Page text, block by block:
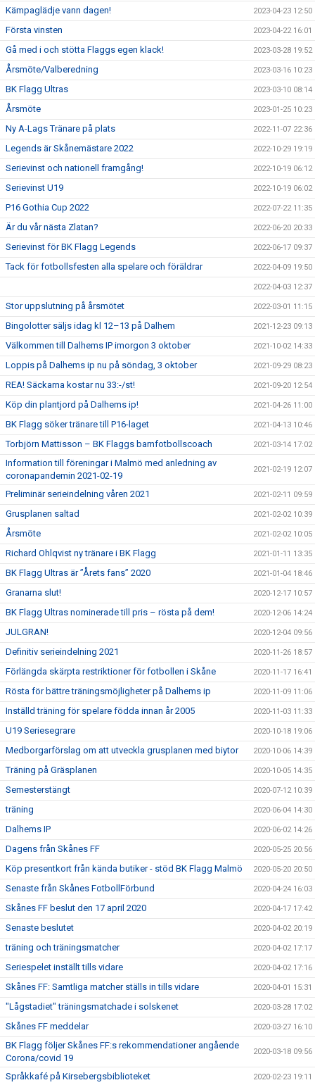
Kämpaglädje vann dagen! 2023-04-23 12:50
Första vinsten 2023-04-22 16:01
Gå med i och stötta Flaggs egen klack! 2023-03-28 19:52
Årsmöte/Valberedning 2023-03-16 10:23
BK Flagg Ultras 2023-03-10 08:14
Årsmöte 2023-01-25 10:23
Ny A-Lags Tränare på plats 2022-11-07 22:36
Legends är Skånemästare 2022 2022-10-29 19:19
Serievinst och nationell framgång! 2022-10-19 06:12
Serievinst U19 2022-10-19 06:02
P16 Gothia Cup 2022 2022-07-22 11:35
Är du vår nästa Zlatan? 2022-06-20 20:33
Serievinst för BK Flagg Legends 2022-06-17 09:37
Tack för fotbollsfesten alla spelare och föräldrar 2022-04-09 19:50
2022-04-03 12:37
Stor uppslutning på årsmötet 2022-03-01 11:15
Bingolotter säljs idag kl 12–13 på Dalhem 2021-12-23 09:13
Välkommen till Dalhems IP imorgon 3 oktober 2021-10-02 14:33
Loppis på Dalhems ip nu på söndag, 3 oktober 2021-09-29 08:23
REA! Säckarna kostar nu 33:-/st! 2021-09-20 12:54
Köp din plantjord på Dalhems ip! 2021-04-26 11:00
BK Flagg söker tränare till P16-laget 2021-04-13 10:46
Torbjörn Mattisson – BK Flaggs barnfotbollscoach 2021-03-14 17:02
Information till föreningar i Malmö med anledning av
coronapandemin 2021-02-19
2021-02-19 12:07
Preliminär serieindelning våren 2021 2021-02-11 09:59
Grusplanen saltad 2021-02-02 10:39
Årsmöte 2021-02-02 10:05
Richard Ohlqvist ny tränare i BK Flagg 2021-01-11 13:35
BK Flagg Ultras är ”Årets fans” 2020 2021-01-04 18:46
Granarna slut! 2020-12-17 10:57
BK Flagg Ultras nominerade till pris – rösta på dem! 2020-12-06 14:24
JULGRAN! 2020-12-04 09:56
Definitiv serieindelning 2021 2020-11-26 18:57
Förlängda skärpta restriktioner för fotbollen i Skåne 2020-11-17 16:41
Rösta för bättre träningsmöjligheter på Dalhems ip 2020-11-09 11:06
Inställd träning för spelare födda innan år 2005 2020-11-03 11:33
U19 Seriesegrare 2020-10-18 19:06
Medborgarförslag om att utveckla grusplanen med biytor 2020-10-06 14:39
Träning på Gräsplanen 2020-10-05 14:35
Semesterstängt 2020-07-12 10:39
träning 2020-06-04 14:30
Dalhems IP 2020-06-02 14:26
Dagens från Skånes FF 2020-05-25 20:56
Köp presentkort från kända butiker - stöd BK Flagg Malmö 2020-05-20 20:50
Senaste från Skånes FotbollFörbund 2020-04-24 16:03
Skånes FF beslut den 17 april 2020 2020-04-17 17:42
Senaste beslutet 2020-04-02 20:19
träning och träningsmatcher 2020-04-02 17:17
Seriespelet inställt tills vidare 2020-04-02 17:16
Skånes FF: Samtliga matcher ställs in tills vidare 2020-04-01 15:31
"Lågstadiet" träningsmatchade i solskenet 2020-03-28 17:02
Skånes FF meddelar 2020-03-27 16:10
BK Flagg följer Skånes FF:s rekommendationer angående
Corona/covid 19
2020-03-18 09:56
Språkkafé på Kirsebergsbiblioteket 2020-02-23 19:11